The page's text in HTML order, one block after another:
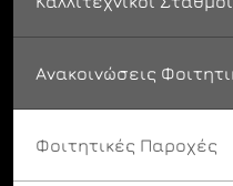
Ανακοινώσεις
Φοιτητικές Παροχές